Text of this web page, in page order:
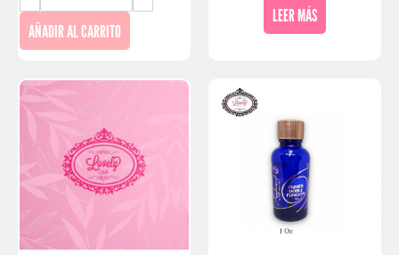
AÑADIR AL CARRITO
LEER MÁS